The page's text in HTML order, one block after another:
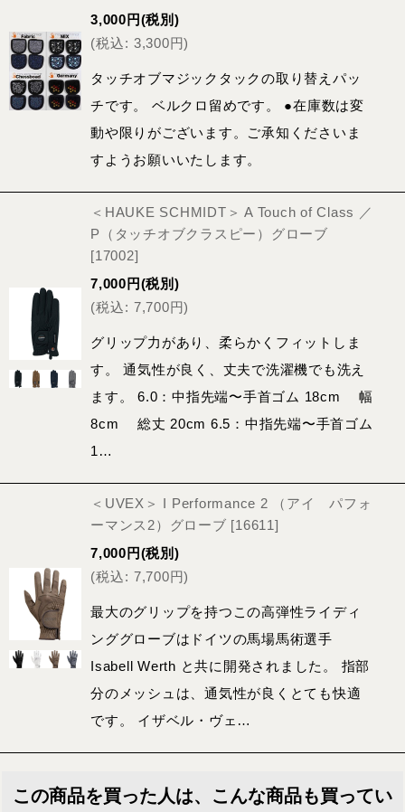
3,000 円(税別)
(税込: 3,300円)
タッチオブマジックタックの取り替えパッ
チです。 ベルクロ留めです。 ●在庫数は変
動や限りがございます。ご承知くださいま
すようお願いいたします。
＜HAUKE SCHMIDT＞ A Touch of Class ／
P（タッチオブクラスピー）グローブ
[17002]
7,000 円(税別)
(税込: 7,700円)
グリップ力があり、柔らかくフィットしま
す。 通気性が良く、丈夫で洗濯機でも洗え
ます。 6.0：中指先端〜手首ゴム 18cm 幅
8cm 総丈 20cm 6.5：中指先端〜手首ゴム
1…
＜UVEX＞ I Performance 2 （アイ パフォ
ーマンス2）グローブ [16611]
7,000 円(税別)
(税込: 7,700円)
最大のグリップを持つこの高弾性ライディ
ンググローブはドイツの馬場馬術選手
Isabell Werth と共に開発されました。 指部
分のメッシュは、通気性が良くとても快適
です。 イザベル・ヴェ…
この商品を買った人は、こんな商品も買ってい